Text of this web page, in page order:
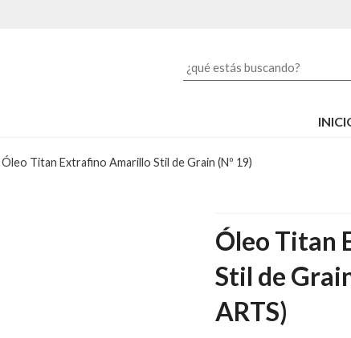
Óleo Titan Extrafino Amarillo Stil de Grain (Nº 19)
Óleo Titan
Stil de
ARTS)